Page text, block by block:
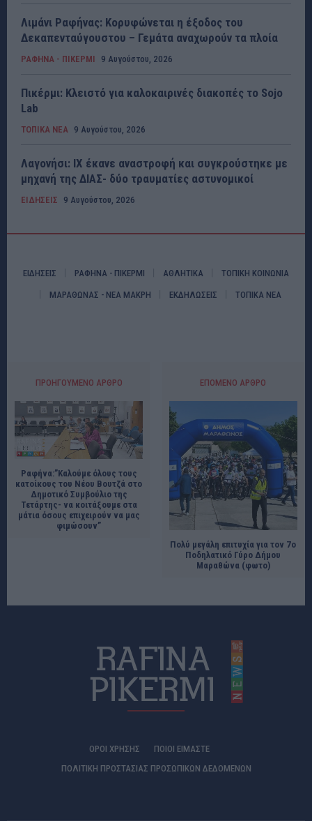
Λιμάνι Ραφήνας: Κορυφώνεται η έξοδος του
Δεκαπενταύγουστου – Γεμάτα αναχωρούν τα πλοία
ΡΑΦΗΝΑ - ΠΙΚΕΡΜΙ 9 Αυγούστου, 2026
Πικέρμι: Κλειστό για καλοκαιρινές διακοπές το Sojo
Lab
ΤΟΠΙΚΑ ΝΕΑ 9 Αυγούστου, 2026
Λαγονήσι: ΙΧ έκανε αναστροφή και συγκρούστηκε με
μηχανή της ΔΙΑΣ- δύο τραυματίες αστυνομικοί
ΕΙΔΗΣΕΙΣ 9 Αυγούστου, 2026
ΕΙΔΗΣΕΙΣ ΡΑΦΗΝΑ - ΠΙΚΕΡΜΙ ΑΘΛΗΤΙΚΑ ΤΟΠΙΚΗ ΚΟΙΝΩΝΙΑ
ΜΑΡΑΘΩΝΑΣ - ΝΕΑ ΜΑΚΡΗ ΕΚΔΗΛΩΣΕΙΣ ΤΟΠΙΚΑ ΝΕΑ
ΠΡΟΗΓΟΎΜΕΝΟ ΆΡΘΡΟ
Ραφήνα:”Καλούμε όλους τους
κατοίκους του Νέου Βουτζά στο
Δημοτικό Συμβούλιο της
Τετάρτης- να κοιτάξουμε στα
μάτια όσους επιχειρούν να μας
φιμώσουν”
ΕΠΌΜΕΝΟ ΆΡΘΡΟ
Πολύ μεγάλη επιτυχία για τον 7ο
Ποδηλατικό Γύρο Δήμου
Μαραθώνα (φωτο)
ΟΡΟΙ ΧΡΗΣΗΣ
ΠΟΙΟΊ ΕΊΜΑΣΤΕ
ΠΟΛΙΤΙΚΗ ΠΡΟΣΤΑΣΙΑΣ ΠΡΟΣΩΠΙΚΩΝ ΔΕΔΟΜΕΝΩΝ